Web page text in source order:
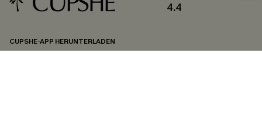
4.4
CUPSHE-APP HERUNTERLADEN